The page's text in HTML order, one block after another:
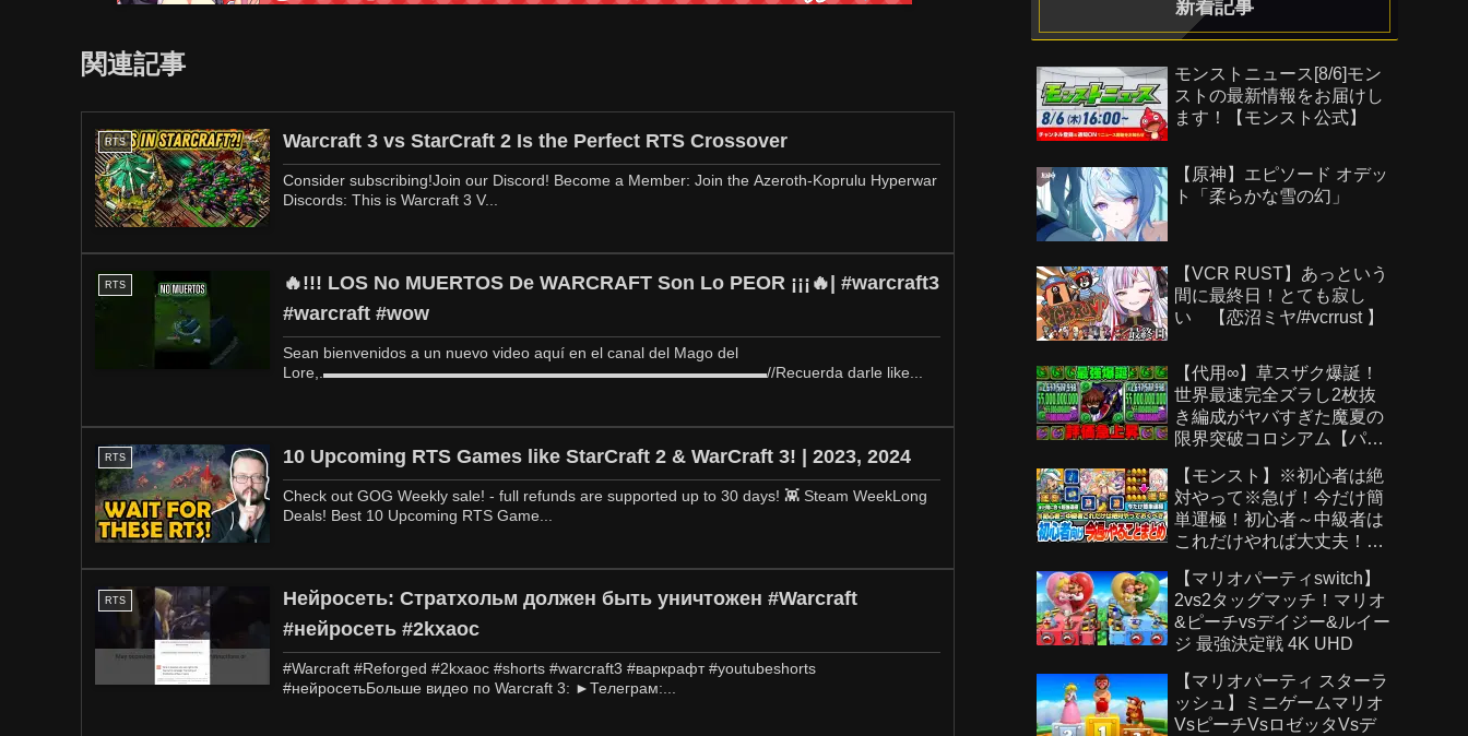
関連記事
RTS Warcraft 3 vs StarCraft 2 Is the Perfect RTS Crossover
Consider subscribing!Join our Discord! Become a Member: Join the Azeroth-Koprulu Hyperwar
Discords: This is Warcraft 3 V...
RTS
🔥!!! LOS No MUERTOS De WARCRAFT Son Lo PEOR ¡¡¡🔥| #warcraft3
#warcraft #wow
Sean bienvenidos a un nuevo video aquí en el canal del Mago del
Lore,.▬▬▬▬▬▬▬▬▬▬▬▬▬▬▬▬▬▬▬▬▬▬▬▬▬▬▬▬▬//Recuerda darle like...
RTS 10 Upcoming RTS Games like StarCraft 2 & WarCraft 3! | 2023, 2024
Check out GOG Weekly sale! - full refunds are supported up to 30 days! 👾 Steam WeekLong
Deals! Best 10 Upcoming RTS Game...
RTS
Нейросеть: Стратхольм должен быть уничтожен #Warcraft
#нейросеть #2kxaoc
#Warcraft #Reforged #2kxaoc #shorts #warcraft3 #варкрафт #youtubeshorts
#нейросетьБольше видео по Warcraft 3: ►Телеграм:...
新着記事
モンストニュース[8/6]モン
ストの最新情報をお届けし
ます！【モンスト公式】
【原神】エピソード オデッ
ト「柔らかな雪の幻」
【VCR RUST】あっという
間に最終日！とても寂し
い 【恋沼ミヤ/#vcrrust 】
【代用∞】草スザク爆誕！
世界最速完全ズラし2枚抜
き編成がヤバすぎた魔夏の
限界突破コロシアム【パズ
【モンスト】※初心者は絶
対やって※急げ！今だけ簡
単運極！初心者～中級者は
これだけやれば大丈夫！作
い運極を見逃すな！【モン
スト夏休み2026】へっぽこ
ストライカー
【マリオパーティswitch】
2vs2タッグマッチ！マリオ
&ピーチvsデイジー&ルイー
ジ 最強決定戦 4K UHD
【マリオパーティ スターラ
ッシュ】ミニゲームマリオ
VsピーチVsロゼッタVsデ